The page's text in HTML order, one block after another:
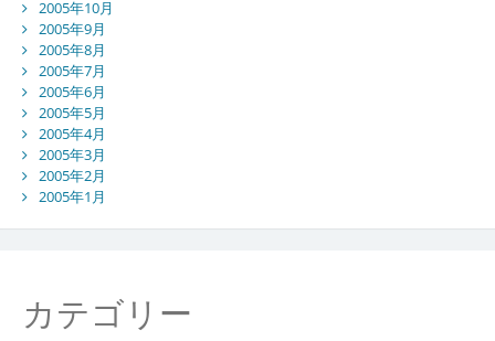
2005年10月
2005年9月
2005年8月
2005年7月
2005年6月
2005年5月
2005年4月
2005年3月
2005年2月
2005年1月
カテゴリー